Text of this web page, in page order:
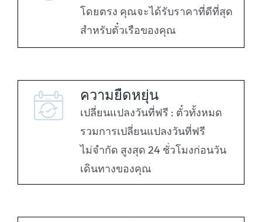
โดยตรง คุณจะได้รับราคาที่ดีที่สุด
สำหรับตั๋วเรือของคุณ
ความยืดหยุ่น
เปลี่ยนแปลงวันที่ฟรี : ตั๋วทั้งหมด
รวมการเปลี่ยนแปลงวันที่ฟรี
ไม่จำกัด สูงสุด 24 ชั่วโมงก่อนวัน
เดินทางของคุณ